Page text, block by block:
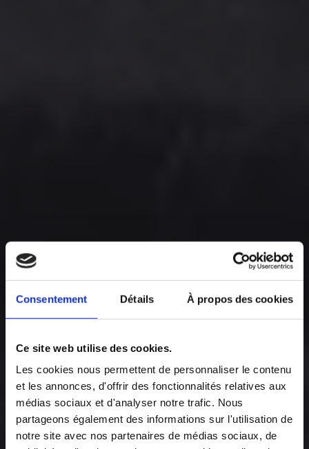
Consentement Détails À propos des cookies
Ce site web utilise des cookies.
Les cookies nous permettent de personnaliser le contenu
et les annonces, d'offrir des fonctionnalités relatives aux
médias sociaux et d'analyser notre trafic. Nous
partageons également des informations sur l'utilisation de
notre site avec nos partenaires de médias sociaux, de
Start your ECM
career !